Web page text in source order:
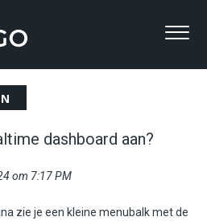
dashboard aan?
om 7:17 PM
zie je een kleine menubalk met de